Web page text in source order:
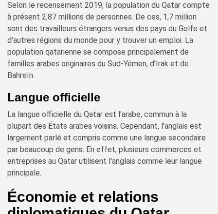
Selon le recensement 2019, la population du Qatar compte
à présent 2,87 millions de personnes. De ces, 1,7 million
sont des travailleurs étrangers venus des pays du Golfe et
d'autres régions du monde pour y trouver un emploi. La
population qatarienne se compose principalement de
familles arabes originaires du Sud-Yémen, d’Irak et de
Bahreïn.
Langue officielle
La langue officielle du Qatar est l'arabe, commun à la
plupart des États arabes voisins. Cependant, l'anglais est
largement parlé et compris comme une langue secondaire
par beaucoup de gens. En effet, plusieurs commerces et
entreprises au Qatar utilisent l'anglais comme leur langue
principale.
Économie et relations